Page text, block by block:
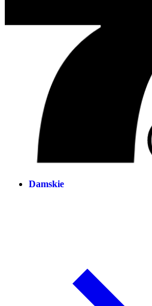
Damskie